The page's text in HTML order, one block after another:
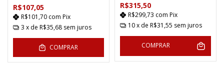
R$107,05
R$101,70 com Pix
3 x de R$35,68 sem juros
COMPRAR
R$315,50
R$299,73 com Pix
10x de R$31,55 sem juros
COMPRAR